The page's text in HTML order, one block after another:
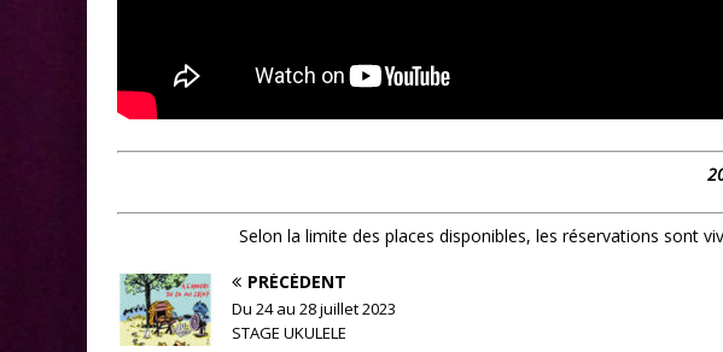
Selon la limite des places disponibles, les réservations sont
PRÉCÉDENT
Du 24 au 28 juillet 2023
STAGE UKULELE